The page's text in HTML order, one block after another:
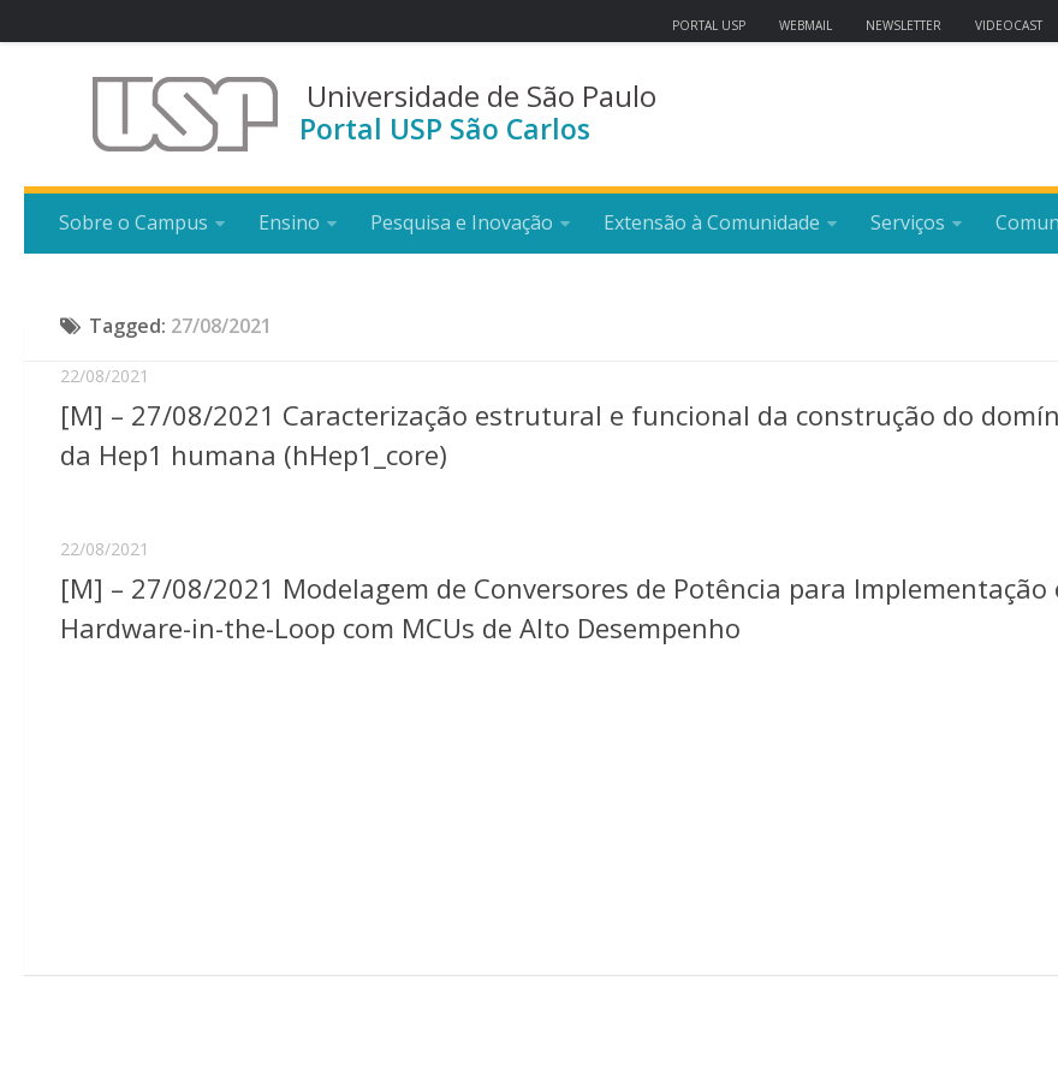
PORTAL USP WEBMAIL NEWSLETTER VIDEOCAST
Universidade de São Paulo
Portal USP São Carlos
Sobre o Campus Ensino Pesquisa e Inovação Extensão à Comunidade Serviços
Tagged: 27/08/2021
22/08/2021
[M] – 27/08/2021 Caracterização estrutural e funcional da construção do
da Hep1 humana (hHep1_core)
22/08/2021
[M] – 27/08/2021 Modelagem de Conversores de Potência para Implementação
Hardware-in-the-Loop com MCUs de Alto Desempenho